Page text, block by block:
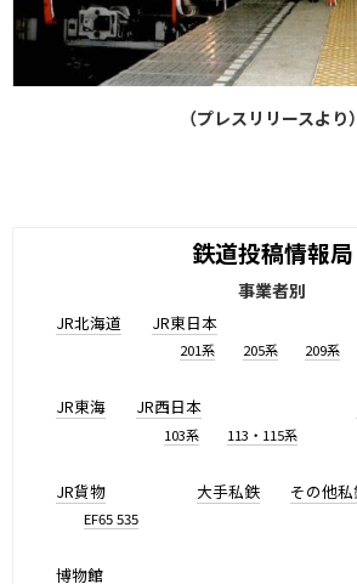
（プレスリリースより）
鉄道投稿情報局
事業者別
JR北海道 JR東日本
201系 205系 209系
JR東海 JR西日本
103系 113・115系
JR貨物
EF65 535
大手私鉄 その他
博物館